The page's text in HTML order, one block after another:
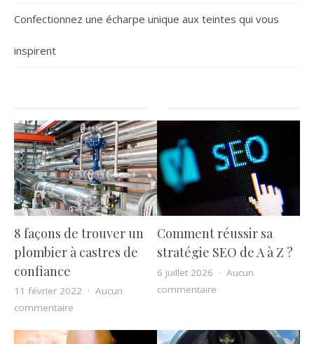
Confectionnez une écharpe unique aux teintes qui vous
inspirent
8 façons de trouver un
plombier à castres de
confiance
11 février 2022
Aucun
commentaire
Comment réussir sa
stratégie SEO de A à Z ?
6 juillet 2026
Aucun
commentaire